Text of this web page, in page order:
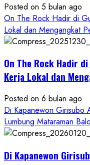
Posted on 5 bulan ago
On The Rock Hadir di
Lokal dan Mengangkat
On The Rock Hadir
Kerja Lokal dan
Posted on 6 bulan ago
Di Kapanewon Girisubo
Lumbung Mataraman
Di Kapanewon